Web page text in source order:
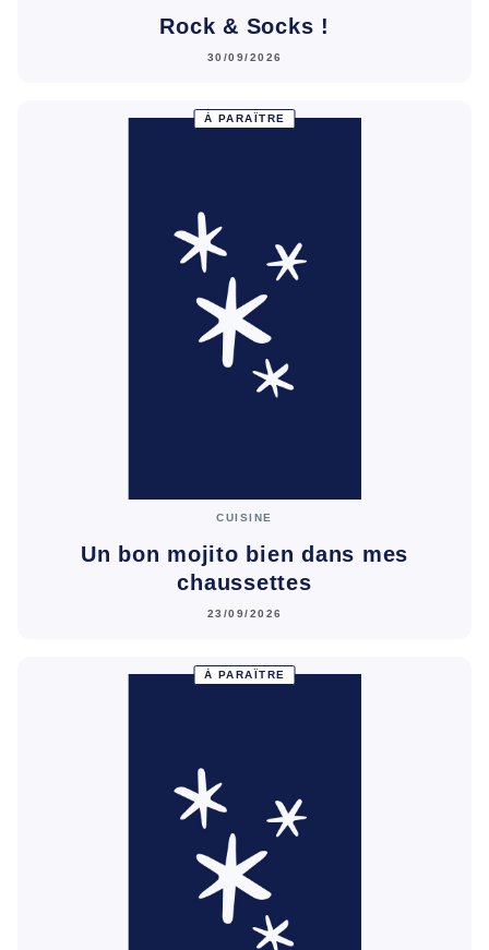
Rock & Socks !
30/09/2026
À PARAÎTRE
CUISINE
Un bon mojito bien dans mes
chaussettes
23/09/2026
À PARAÎTRE